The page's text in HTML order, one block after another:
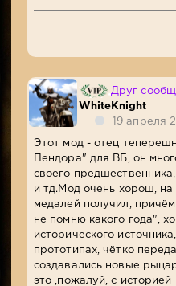
Друг
WhiteKnight
19 апреля
Этот мод - отец
Пендора" для ВБ, он
своего
и тд.Мод очень хорош, на
медалей получил,
не помню какого года",
исторического
прототипах, чётко
создавались новые
это ,пожалуй, с историей